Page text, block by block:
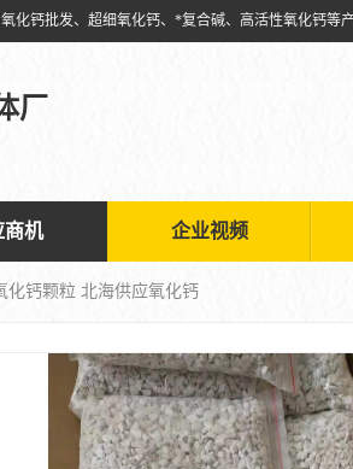
厂
商机 企业视频
化钙颗粒 北海供应氧化钙